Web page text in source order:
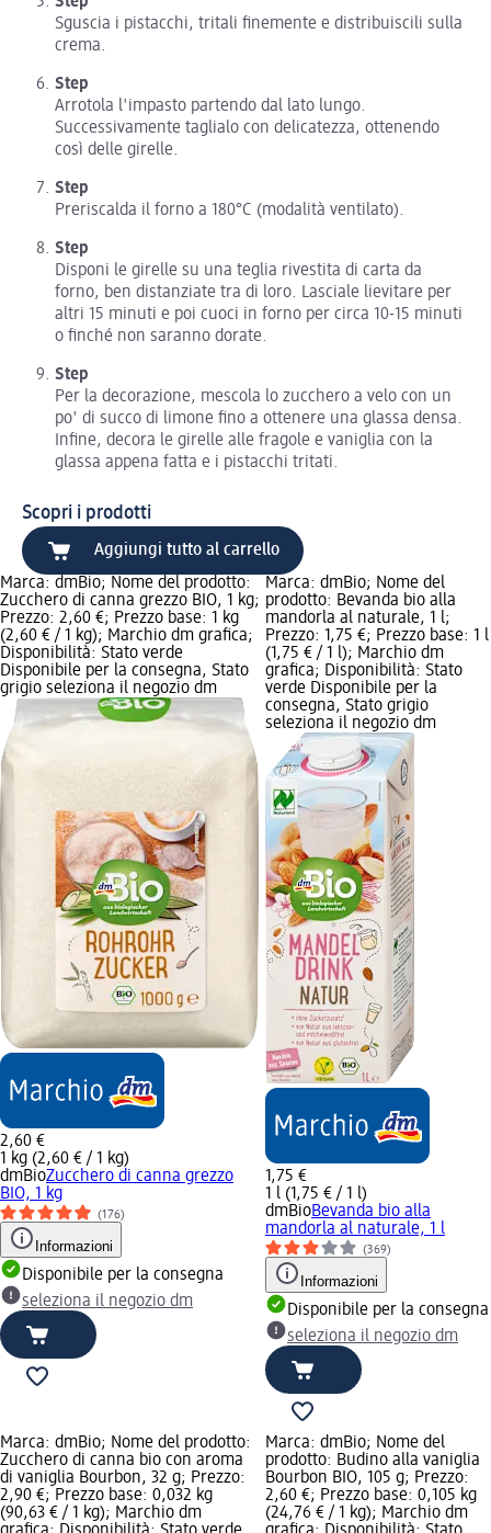
Sguscia i pistacchi, tritali finemente e distribuiscili sulla
crema.
Step
Arrotola l'impasto partendo dal lato lungo.
Successivamente taglialo con delicatezza, ottenendo
così delle girelle.
Step
Preriscalda il forno a 180°C (modalità ventilato).
Step
Disponi le girelle su una teglia rivestita di carta da
forno, ben distanziate tra di loro. Lasciale lievitare per
altri 15 minuti e poi cuoci in forno per circa 10-15 minuti
o finché non saranno dorate.
Step
Per la decorazione, mescola lo zucchero a velo con un
po' di succo di limone fino a ottenere una glassa densa.
Infine, decora le girelle alle fragole e vaniglia con la
glassa appena fatta e i pistacchi tritati.
Scopri i prodotti
Aggiungi tutto al carrello
Marca: dmBio; Nome del prodotto:
Zucchero di canna grezzo BIO, 1 kg;
Prezzo: 2,60 €; Prezzo base: 1 kg
(2,60 € / 1 kg); Marchio dm grafica;
Disponibilità: Stato verde
Disponibile per la consegna, Stato
grigio seleziona il negozio dm
2,60 €
1 kg (2,60 € / 1 kg)
dmBioZucchero di canna grezzo
BIO, 1 kg
(176)
Informazioni
Disponibile per la consegna
seleziona il negozio dm
Marca: dmBio; Nome del
prodotto: Bevanda bio alla
mandorla al naturale, 1 l;
Prezzo: 1,75 €; Prezzo base: 1 l
(1,75 € / 1 l); Marchio dm
grafica; Disponibilità: Stato
verde Disponibile per la
consegna, Stato grigio
seleziona il negozio dm
1,75 €
1 l (1,75 € / 1 l)
dmBioBevanda bio alla
mandorla al naturale, 1 l
(369)
Informazioni
Disponibile per la consegna
seleziona il negozio dm
Marca: dmBio; Nome del prodotto:
Zucchero di canna bio con aroma
di vaniglia Bourbon, 32 g; Prezzo:
2,90 €; Prezzo base: 0,032 kg
(90,63 € / 1 kg); Marchio dm
Marca: dmBio; Nome del
prodotto: Budino alla vaniglia
Bourbon BIO, 105 g; Prezzo:
2,60 €; Prezzo base: 0,105 kg
(24,76 € / 1 kg); Marchio dm